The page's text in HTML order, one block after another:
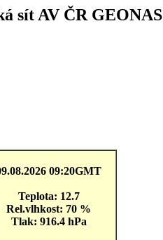
sít AV ČR GEONAS
09:20GMT
Teplota: 12.7
Rel.vlhkost: 70 %
Tlak: 916.4 hPa